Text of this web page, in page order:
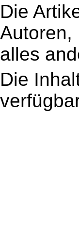
Die
Autoren,
alles
Die